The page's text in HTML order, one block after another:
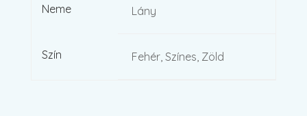
Neme Lány
Szín Fehér, Színes, Zöld